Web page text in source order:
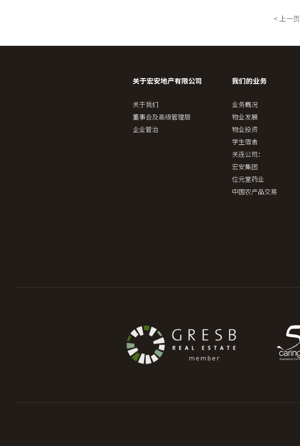
< 上一页
关于宏安地产有限公司
关于我们
董事会及高级管理层
企业管治
我们的业务
业务概况
物业发展
物业投资
学生宿舍
关连公司：
宏安集团
位元堂药业
中国农产品交易